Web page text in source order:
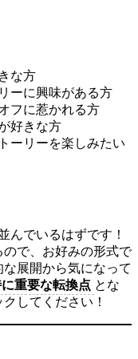
な方
ーに興味がある方
フに惹かれる方
好きな方
ーリーを楽しみたい
んでいるはずです！
で、お好みの形式で
展開から気になって
重要な転換点 とな
してください！